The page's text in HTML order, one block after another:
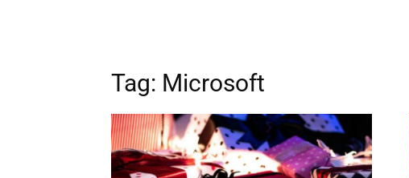
Tag: Microsoft